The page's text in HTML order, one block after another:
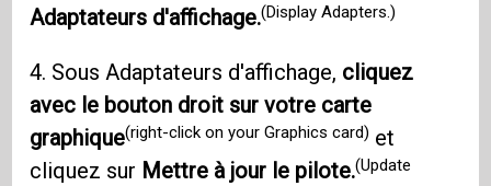
Adaptateurs d'affichage.(Display Adapters.)
4. Sous Adaptateurs d'affichage, cliquez
avec le bouton droit sur votre carte
graphique(right-click on your Graphics card) et
cliquez sur Mettre à jour le pilote.(Update